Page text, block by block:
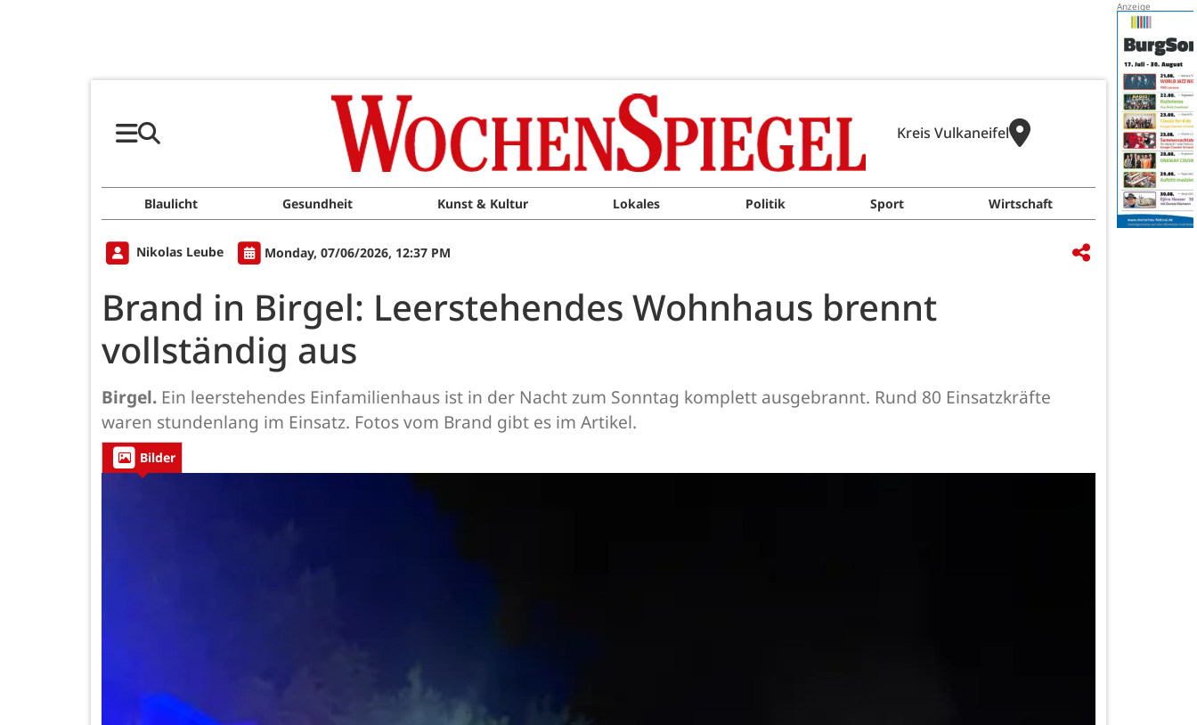
Kreis Vulkaneifel
Blaulicht Gesundheit Kunst & Kultur Lokales Politik Sport Wirtschaft
Nikolas Leube Monday, 07/06/2026, 12:37 PM
Brand in Birgel: Leerstehendes Wohnhaus brennt
vollständig aus
Birgel. Ein leerstehendes Einfamilienhaus ist in der Nacht zum Sonntag komplett ausgebrannt. Rund 80 Einsatzkräfte
waren stundenlang im Einsatz. Fotos vom Brand gibt es im Artikel.
Bilder